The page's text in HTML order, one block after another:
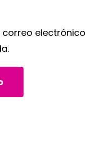
correo electrónico